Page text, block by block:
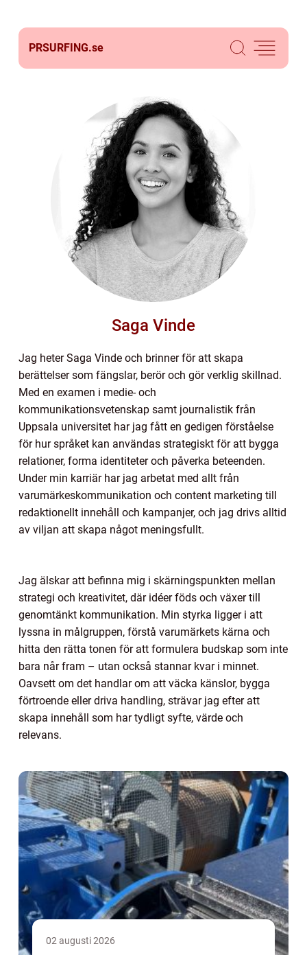
PRSURFING.se
Saga Vinde
Jag heter Saga Vinde och brinner för att skapa
berättelser som fängslar, berör och gör verklig skillnad.
Med en examen i medie- och
kommunikationsvetenskap samt journalistik från
Uppsala universitet har jag fått en gedigen förståelse
för hur språket kan användas strategiskt för att bygga
relationer, forma identiteter och påverka beteenden.
Under min karriär har jag arbetat med allt från
varumärkeskommunikation och content marketing till
redaktionellt innehåll och kampanjer, och jag drivs alltid
av viljan att skapa något meningsfullt.
Jag älskar att befinna mig i skärningspunkten mellan
strategi och kreativitet, där idéer föds och växer till
genomtänkt kommunikation. Min styrka ligger i att
lyssna in målgruppen, förstå varumärkets kärna och
hitta den rätta tonen för att formulera budskap som inte
bara når fram – utan också stannar kvar i minnet.
Oavsett om det handlar om att väcka känslor, bygga
förtroende eller driva handling, strävar jag efter att
skapa innehåll som har tydligt syfte, värde och
relevans.
02 augusti 2026